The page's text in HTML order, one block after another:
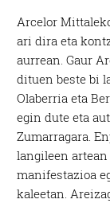
Arcelor
ari dira eta
aurrean. Gaur
dituen beste bi
Olaberria eta
egin dute eta
Zumarragara.
langileen artean
manifestazioa
kaleetan.